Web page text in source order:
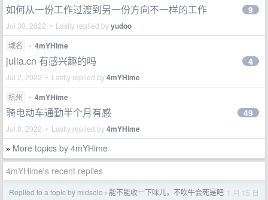
如何从一份工作过渡到另一份方向不一样的工作
Jul 30, 2022 • Lastly replied byyudoo
9
域名 • 4mYHime
julia.cn 有感兴趣的吗
Jul 2, 2022 • Lastly replied by4mYHime
4
杭州 • 4mYHime
骑电动车通勤半个月有感
Jul 8, 2022 • Lastly replied by4mYHime
49
» More topics by 4mYHime
4mYHime's recent replies
Replied to a topic by midsolo › 能不能收一下味儿，不吹牛会死是吧 1 月 15 日